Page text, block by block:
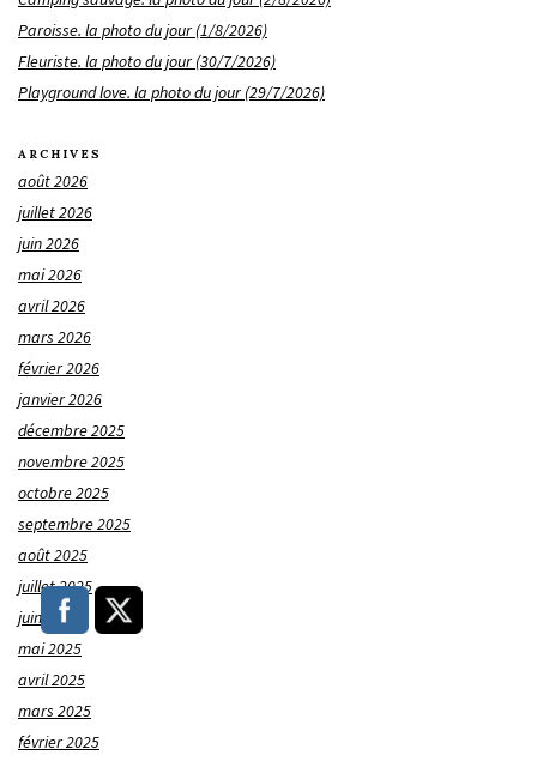
Paroisse. la photo du jour (1/8/2026)
Fleuriste. la photo du jour (30/7/2026)
Playground love. la photo du jour (29/7/2026)
ARCHIVES
août 2026
juillet 2026
juin 2026
mai 2026
avril 2026
mars 2026
février 2026
janvier 2026
décembre 2025
novembre 2025
octobre 2025
septembre 2025
août 2025
juillet 2025
juin 2025
mai 2025
avril 2025
mars 2025
février 2025